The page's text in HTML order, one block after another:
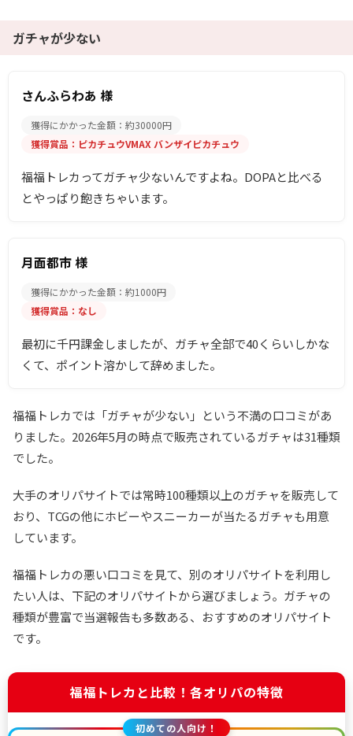
ガチャが少ない
さんふらわあ 様
獲得にかかった金額：約30000円
獲得賞品：ピカチュウVMAX バンザイピカチュウ
福福トレカってガチャ少ないんですよね。DOPAと比べる
とやっぱり飽きちゃいます。
月面都市 様
獲得にかかった金額：約1000円
獲得賞品：なし
最初に千円課金しましたが、ガチャ全部で40くらいしかな
くて、ポイント溶かして辞めました。
福福トレカでは「ガチャが少ない」という不満の口コミがあ
りました。2026年5月の時点で販売されているガチャは31種類
でした。
大手のオリパサイトでは常時100種類以上のガチャを販売して
おり、TCGの他にホビーやスニーカーが当たるガチャも用意
しています。
福福トレカの悪い口コミを見て、別のオリパサイトを利用し
たい人は、下記のオリパサイトから選びましょう。ガチャの
種類が豊富で当選報告も多数ある、おすすめのオリパサイト
です。
福福トレカと比較！各オリパの特徴
初めての人向け！